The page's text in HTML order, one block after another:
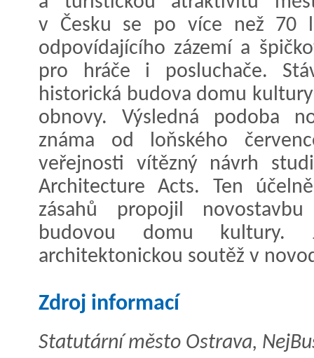
v Česku se po více než 70
odpovídajícího zázemí a
pro hráče i posluchače.
historická budova domu
obnovy. Výsledná podoba
známa od loňského
veřejnosti vítězný návrh
Architecture Acts. Ten
zásahů propojil
budovou domu
architektonickou soutěž v
Zdroj informací
Statutární město Ostrava,